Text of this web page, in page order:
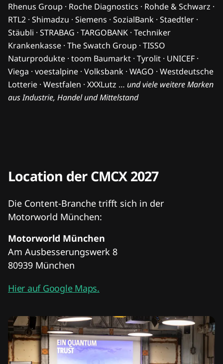
Rhenus Group · Roche Diagnostics · Rohde & Schwarz ·
RTL2 · Shimadzu · Siemens · SozialBank · Staedtler ·
Stäubli · STRABAG · TARGOBANK · Techniker
Krankenkasse · The Swatch Group · TISSO
Naturprodukte · toom Baumarkt · Tyrolit · UNICEF ·
Viega · voestalpine · Volksbank · WAGO · Westdeutsche
Lotterie · Westfalen · XXXLutz … und viele weitere Marken
aus Industrie, Handel und Mittelstand
Location der CMCX 2027
Die Content-Branche trifft sich in der
Motorworld München:
Motorworld München
Am Ausbesserungswerk 8
80939 München
Hier auf Google Maps.